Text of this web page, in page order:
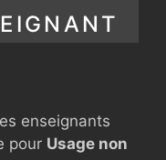
enseignants
pour Usage non